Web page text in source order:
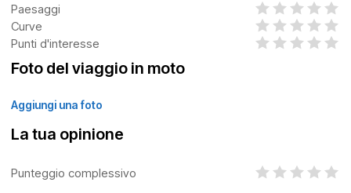
Paesaggi
Curve
Punti d'interesse
Foto del viaggio in moto
Aggiungi una foto
La tua opinione
Punteggio complessivo